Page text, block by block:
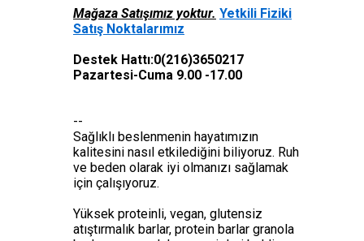
Mağaza Satışımız yoktur. Yetkili Fiziki
Satış Noktalarımız
Destek Hattı:0(216)3650217
Pazartesi-Cuma 9.00 -17.00
--
Sağlıklı beslenmenin hayatımızın
kalitesini nasıl etkilediğini biliyoruz. Ruh
ve beden olarak iyi olmanızı sağlamak
için çalışıyoruz.
Yüksek proteinli, vegan, glutensiz
atıştırmalık barlar, protein barlar granola